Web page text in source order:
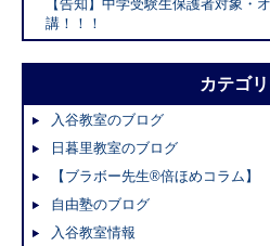
【告知】中学受験生保護者対象・
講！！！
カテゴ
入谷教室のブログ
日暮里教室のブログ
【ブラボー先生®倍ほめコラム】
自由塾のブログ
入谷教室情報